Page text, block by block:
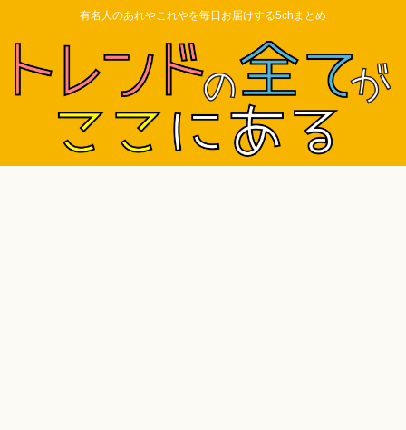
有名人のあれやこれやを毎日お届けする5chまとめ